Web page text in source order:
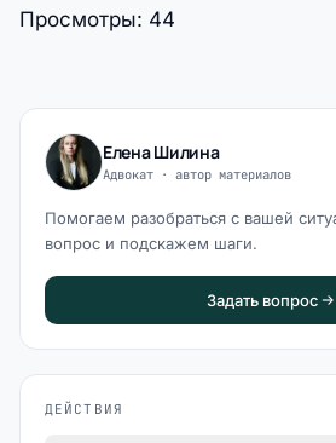
Просмотры: 44
Елена Шилина
Адвокат · автор материалов
Помогаем разобраться с вашей
вопрос и подскажем шаги.
Задать вопрос
ДЕЙСТВИЯ